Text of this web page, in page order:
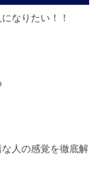
なりたい！！
人の感覚を徹底解